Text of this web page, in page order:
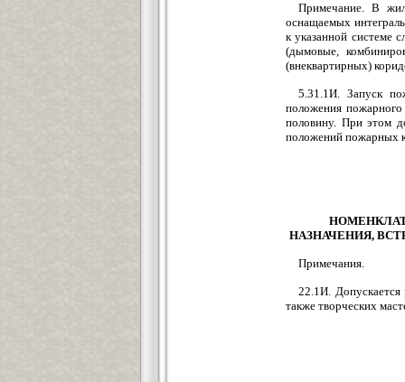
Примечание. В
оснащаемых
к указанной системе
(дымовые,
(внеквартирных)
5.31.1И. Запуск
положения
половину. При этом
положений пожарных
НАЗНАЧЕНИЯ,
Примечания.
22.1И.
также творческих